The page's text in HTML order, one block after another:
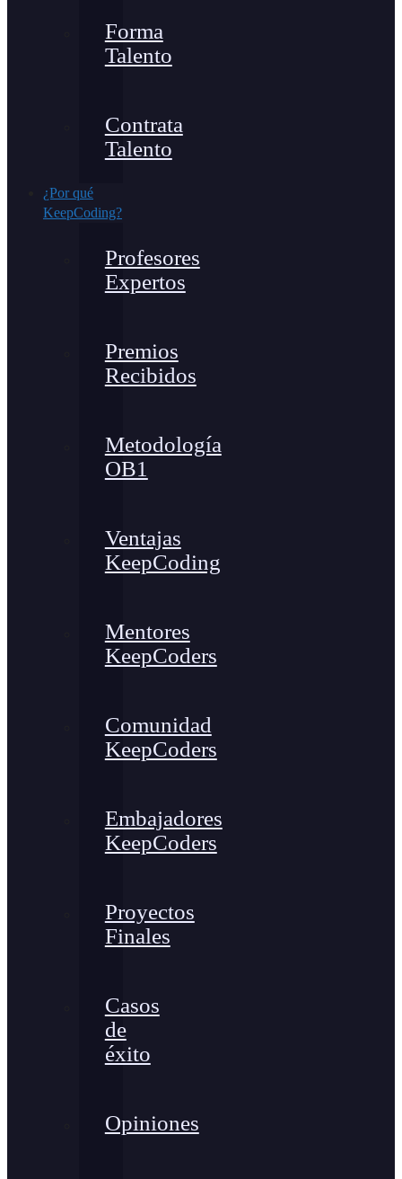
Forma
Talento
Contrata
Talento
¿Por qué
KeepCoding?
Profesores
Expertos
Premios
Recibidos
Metodología
OB1
Ventajas
KeepCoding
Mentores
KeepCoders
Comunidad
KeepCoders
Embajadores
KeepCoders
Proyectos
Finales
Casos
de
éxito
Opiniones